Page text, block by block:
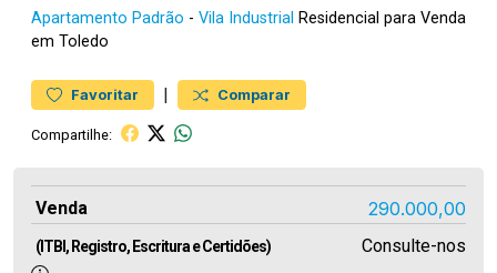
Apartamento Padrão - Vila Industrial Residencial para Venda
em Toledo
Favoritar | Comparar
Compartilhe:
Venda 290.000,00
(ITBI, Registro, Escritura e Certidões) Consulte-nos